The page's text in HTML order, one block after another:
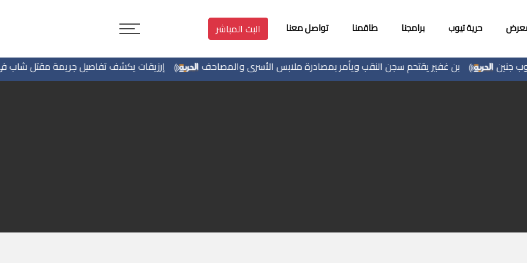
حرية تيوب برامجنا طاقمنا تواصل معنا البث المباشر
إرزيقات يكشف تفاصيل جريمة مقتل شاب في بن غفير يقتحم سجن النقب ويأمر بمصادرة ملابس الأسرى والمصاحف